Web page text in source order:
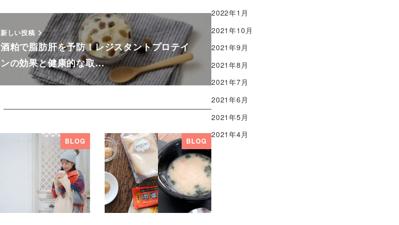
新しい投稿
酒粕で脂肪肝を予防！レジスタントプロテイ
ンの効果と健康的な取…
BLOG BLOG
2022年1月
2021年10月
2021年9月
2021年8月
2021年7月
2021年6月
2021年5月
2021年4月